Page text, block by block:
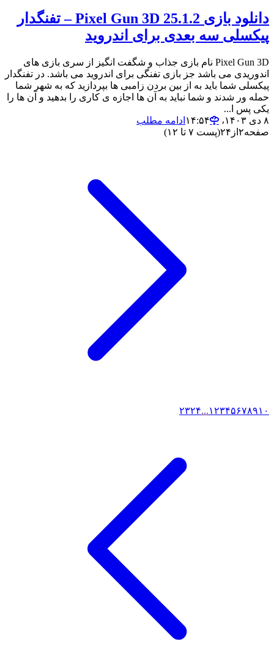
دانلود بازی 25.1.2 Pixel Gun 3D – تفنگدار
پیکسلی سه بعدی برای اندروید
Pixel Gun 3D نام بازی جذاب و شگفت انگیز از سری بازی های
اندوریدی می باشد جز بازی تفنگی برای اندروید می باشد. در تفنگدار
پیکسلی شما باید به از بین بردن زامبی ها بپردازید که به شهر شما
حمله ور شدند و شما نباید به آن ها اجازه ی کاری را بدهید و آن ها را
یکی پس ا...
۸ دی ۱۴۰۳،‏ ۱۴:۵۴
ادامه مطلب
صفحه۲ از ۲۴(پست ۷ تا ۱۲)
۱۲۳۴۵۶۷۸۹۱۰ ... ۲۳۲۴